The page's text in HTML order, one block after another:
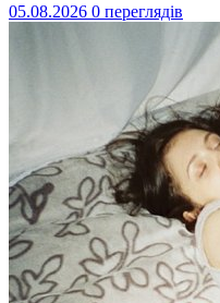
05.08.2026 0 переглядів